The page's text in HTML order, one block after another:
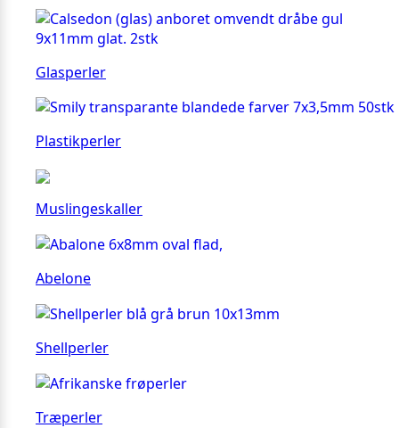
Glasperler
Plastikperler
Muslingeskaller
Abelone
Shellperler
Træperler